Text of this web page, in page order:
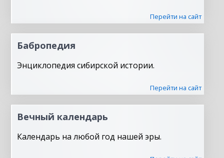
Перейти на сайт
Бабропедия
Энциклопедия сибирской истории.
Перейти на сайт
Вечный календарь
Календарь на любой год нашей эры.